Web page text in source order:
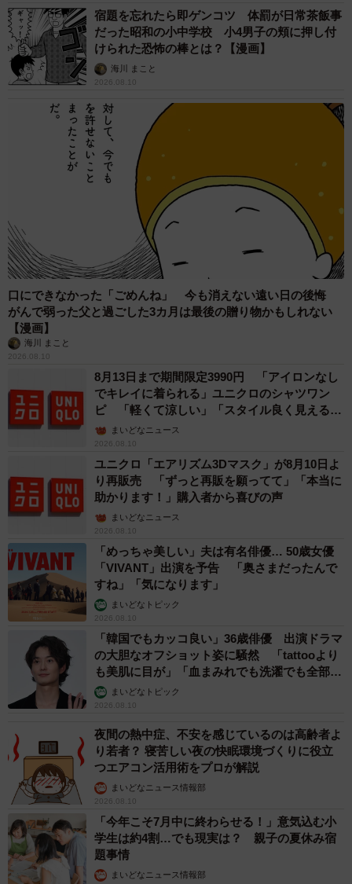
「猫は室内で飼いましょう」（環境省のHPより）
4/7
「猫に快適な室内環境」（環境省のHPより）
宿題を忘れたら即ゲンコツ 体罰が日常茶飯事
だった昭和の小中学校 小4男子の頬に押し付
けられた恐怖の棒とは？【漫画】
海川 まこと
2026.08.10
口にできなかった「ごめんね」 今も消えない遠い日の後悔
がんで弱った父と過ごした3カ月は最後の贈り物かもしれない
【漫画】
海川 まこと
2026.08.10
8月13日まで期間限定3990円 「アイロンなし
でキレイに着られる」ユニクロのシャツワン
ピ 「軽くて涼しい」「スタイル良く見える」
の声まいどなニュース
2026.08.10
ユニクロ「エアリズム3Dマスク」が8月10日よ
り再販売 「ずっと再販を願ってて」「本当に
助かります！」購入者から喜びの声
まいどなニュース
2026.08.10
「めっちゃ美しい」夫は有名俳優… 50歳女優
「VIVANT」出演を予告 「奥さまだったんで
すね」「気になります」
まいどなトピック
2026.08.10
「韓国でもカッコ良い」36歳俳優 出演ドラマ
の大胆なオフショット姿に騒然 「tattooより
も美肌に目が」「血まみれでも洗濯でも全部か
っこいい」
まいどなトピック
2026.08.10
夜間の熱中症、不安を感じているのは高齢者よ
り若者？ 寝苦しい夜の快眠環境づくりに役立
つエアコン活用術をプロが解説
まいどなニュース情報部
2026.08.10
「今年こそ7月中に終わらせる！」意気込む小
学生は約4割…でも現実は？ 親子の夏休み宿
題事情
まいどなニュース情報部